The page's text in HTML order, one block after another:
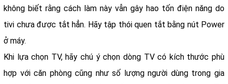
không biết rằng cách làm này vẫn gây hao tốn điện năng do
tivi chưa được tắt hẳn. Hãy tập thói quen tắt bằng nút Power
ở máy.
Khi lựa chọn TV, hãy chú ý chọn dòng TV có kích thước phù
hợp với căn phòng cũng như số lượng người dùng trong gia